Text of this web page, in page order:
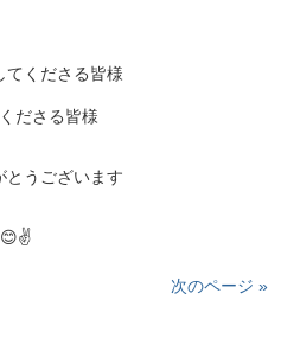
てくださる皆様
ださる皆様
とうございます
😊✌️
次のページ »